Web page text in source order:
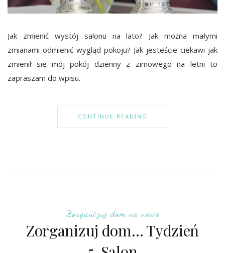
Jak zmienić wystój salonu na lato? Jak można małymi
zmianami odmienić wygląd pokoju? Jak jesteście ciekawi jak
zmienił się mój pokój dzienny z zimowego na letni to
zapraszam do wpisu.
CONTINUE READING
Zorganizuj dom na nowo
Zorganizuj dom… Tydzień